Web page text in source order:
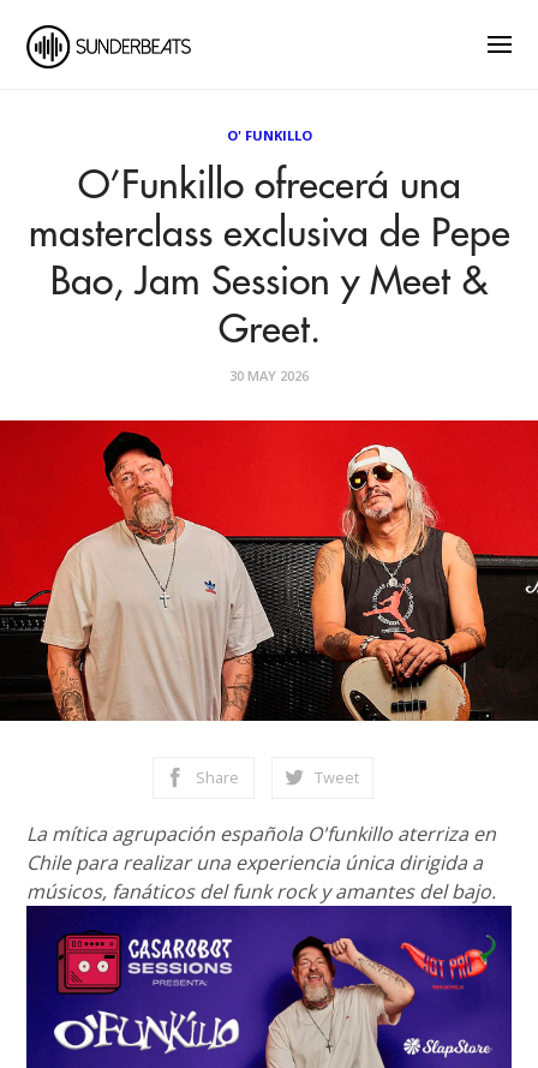
O' FUNKILLO
O’Funkillo ofrecerá una
masterclass exclusiva de Pepe
Bao, Jam Session y Meet &
Greet.
30 MAY 2026
Share Tweet
La mítica agrupación española O'funkillo aterriza en
Chile para realizar una experiencia única dirigida a
músicos, fanáticos del funk rock y amantes del bajo.